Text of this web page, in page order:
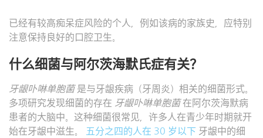
已经有较高痴呆症风险的个人，例如该病的家族史，应特别
注意保持良好的口腔卫生。
什么细菌与阿尔茨海默氏症有关？
牙龈卟啉单胞菌是与牙龈疾病（牙周炎）相关的细菌形式。
多项研究发现细菌的存在 牙龈卟啉单胞菌在阿尔茨海默病
患者的大脑中。这种细菌很常见，许多人在青少年时期就开
始在牙龈中滋生。
五分之四的人在 30 岁以下 牙龈中的细